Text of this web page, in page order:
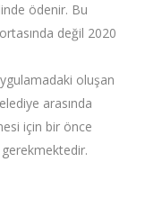
ödenir. Bu
değil 2020
oluşan
arasında
için bir önce
gerekmektedir.